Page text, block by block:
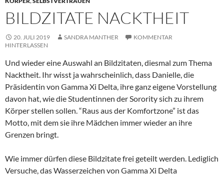
BILDZITATE NACKTHEIT
20. JULI 2019 SANDRA MANTHER
KOMMENTAR
HINTERLASSEN
Und wieder eine Auswahl an Bildzitaten, diesmal zum Thema
Nacktheit. Ihr wisst ja wahrscheinlich, dass Danielle, die
Präsidentin von Gamma Xi Delta, ihre ganz eigene Vorstellung
davon hat, wie die Studentinnen der Sorority sich zu ihrem
Körper stellen sollen. “Raus aus der Komfortzone” ist das
Motto, mit dem sie ihre Mädchen immer wieder an ihre
Grenzen bringt.
Wie immer dürfen diese Bildzitate frei geteilt werden. Lediglich
Versuche, das Wasserzeichen von Gamma Xi Delta